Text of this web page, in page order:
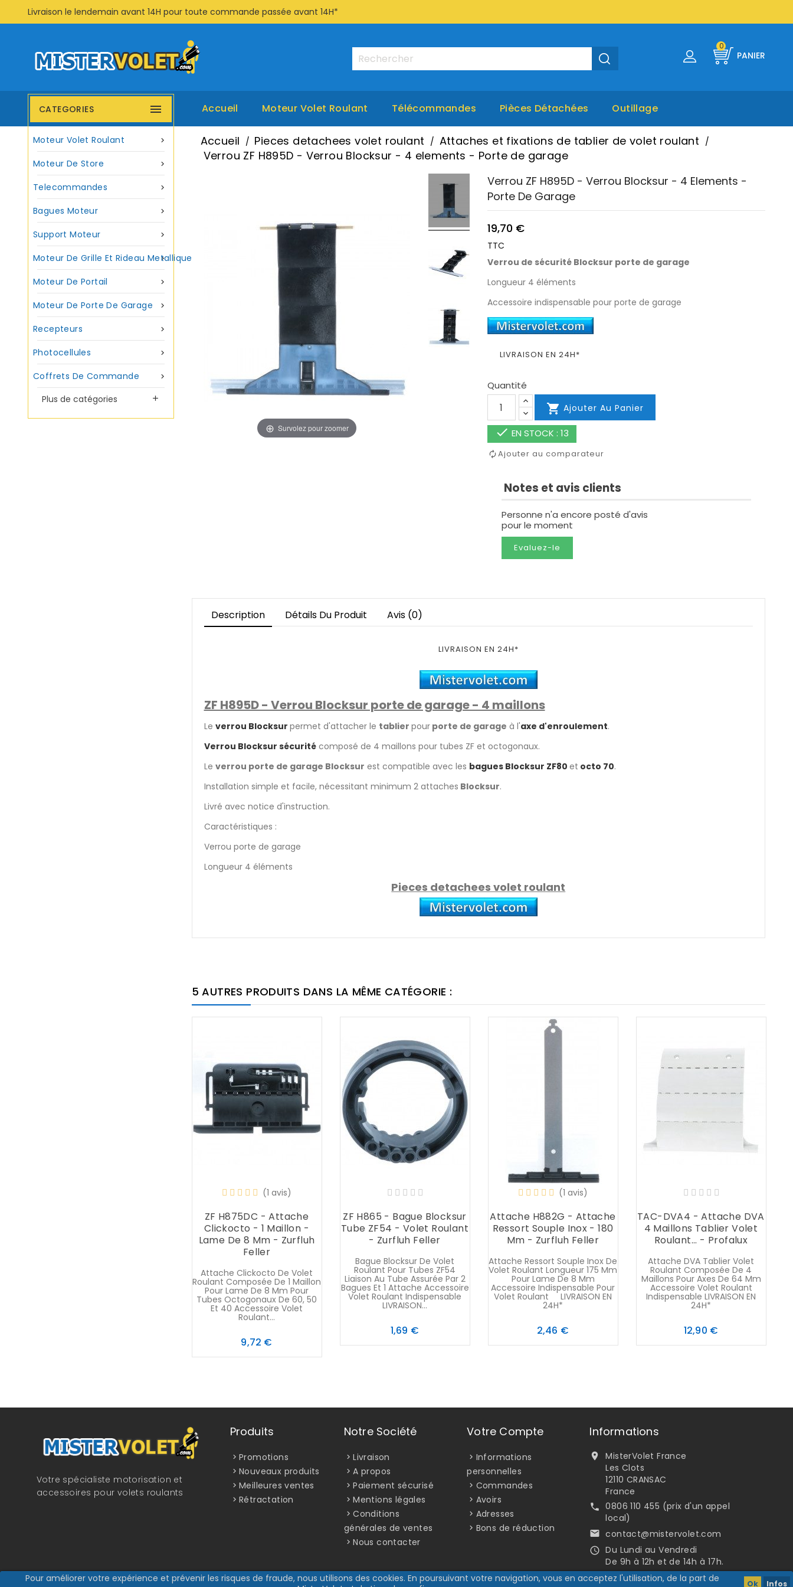
Livraison le lendemain avant 14H pour toute commande passée avant 14H*
PANIER
0
Accueil Moteur Volet Roulant Télécommandes Pièces Détachées Outillage
Pour améliorer votre expérience et prévenir les risques de fraude, nous utilisons des cookies. En poursuivant votre navigation, vous en acceptez l'utilisation, de la part de
Ok Infos
CATEGORIES 

Moteur Volet Roulant

Moteur De Store

Telecommandes

Bagues Moteur

Support Moteur

Moteur De Grille Et Rideau Metallique

Moteur De Portail

Moteur De Porte De Garage

Recepteurs

Photocellules

Coffrets De Commande
Plus de catégories

Accueil Pieces detachees volet roulant
Attaches et fixations de tablier de volet roulant
Verrou ZF H895D - Verrou Blocksur - 4 elements - Porte de garage
Survolez pour zoomer
Verrou ZF H895D - Verrou Blocksur - 4 Elements -
Porte De Garage
19,70 €
TTC
Verrou de sécurité Blocksur porte de garage
Longueur 4 éléments
Accessoire indispensable pour porte de garage
LIVRAISON EN 24H*
Quantité
 Ajouter Au Panier
 EN STOCK : 13
Ajouter au comparateur
Notes et avis clients
Personne n'a encore posté d'avis
pour le moment
Evaluez-le
Description Détails Du Produit Avis (0)
LIVRAISON EN 24H*
ZF H895D - Verrou Blocksur porte de garage - 4 maillons
Le verrou Blocksur permet d'attacher le tablier pourporte de garage à l'axe d'enroulement.
Verrou Blocksur sécuritécomposé de 4 maillons pour tubes ZF et octogonaux.
Le verrou porte de garage Blocksur est compatible avec les bagues Blocksur ZF80 et octo 70.
Installation simple et facile, nécessitant minimum 2 attaches Blocksur.
Livré avec notice d'instruction.
Caractéristiques :
Verrou porte de garage
Longueur 4 éléments
Pieces detachees volet roulant
5 AUTRES PRODUITS DANS LA MÊME CATÉGORIE :
(1 avis)
ZF H875DC - Attache
Clickocto - 1 Maillon -
Lame De 8 Mm - Zurfluh
Feller
Attache Clickocto De Volet
Roulant Composée De 1 Maillon
Pour Lame De 8 Mm Pour
Tubes Octogonaux De 60, 50
Et 40 Accessoire Volet
Roulant...
9,72 €
ZF H865 - Bague Blocksur
Tube ZF54 - Volet Roulant
- Zurfluh Feller
Bague Blocksur De Volet
Roulant Pour Tubes ZF54
Liaison Au Tube Assurée Par 2
Bagues Et 1 Attache Accessoire
Volet Roulant Indispensable
LIVRAISON...
1,69 €
(1 avis)
Attache H882G - Attache
Ressort Souple Inox - 180
Mm - Zurfluh Feller
Attache Ressort Souple Inox De
Volet Roulant Longueur 175 Mm
Pour Lame De 8 Mm
Accessoire Indispensable Pour
Volet Roulant LIVRAISON EN
24H*
2,46 €
TAC-DVA4 - Attache DVA
4 Maillons Tablier Volet
Roulant... - Profalux
Attache DVA Tablier Volet
Roulant Composée De 4
Maillons Pour Axes De 64 Mm
Accessoire Volet Roulant
Indispensable LIVRAISON EN
24H*
12,90 €
Votre spécialiste motorisation et
accessoires pour volets roulants
Produits
Promotions
Nouveaux produits
Meilleures ventes
Rétractation
Notre Société
Livraison
A propos
Paiement sécurisé
Mentions légales
Conditions
générales de ventes
Nous contacter
Votre Compte
Informations
personnelles
Commandes
Avoirs
Adresses
Bons de réduction
Informations

MisterVolet France
Les Clots
12110 CRANSAC
France

0806 110 455 (prix d'un appel
local)
 contact@mistervolet.com
 Du Lundi au Vendredi
De 9h à 12h et de 14h à 17h.